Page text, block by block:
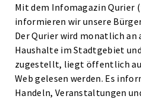
Mit dem Infomagazin Qurier
informieren wir unsere
Der Qurier wird monatlich an
Haushalte im Stadtgebiet
zugestellt, liegt öffentlich
Web gelesen werden. Es
Handeln, Veranstaltungen